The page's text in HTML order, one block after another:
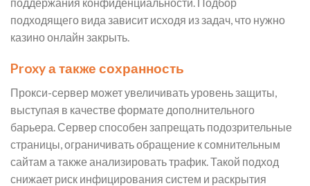
поддержания конфиденциальности. Подбор
подходящего вида зависит исходя из задач, что нужно
казино онлайн закрыть.
Proxy а также сохранность
Прокси-сервер может увеличивать уровень защиты,
выступая в качестве формате дополнительного
барьера. Сервер способен запрещать подозрительные
страницы, ограничивать обращение к сомнительным
сайтам а также анализировать трафик. Такой подход
снижает риск инфицирования систем и раскрытия